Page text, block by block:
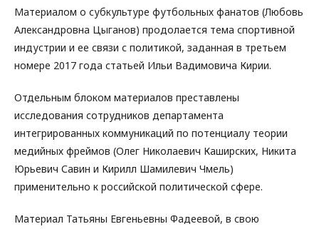
Материалом о субкультуре футбольных фанатов (Любовь
Александровна Цыганов) продолается тема спортивной
индустрии и ее связи с политикой, заданная в третьем
номере 2017 года статьей Ильи Вадимовича Кирии.
Отдельным блоком материалов преставлены
исследования сотрудников департамента
интегрированных коммуникаций по потенциалу теории
медийных фреймов (Олег Николаевич Каширских, Никита
Юрьевич Савин и Кирилл Шамилевич Чмель)
применительно к российской политической сфере.
Материал Татьяны Евгеньевны Фадеевой, в свою